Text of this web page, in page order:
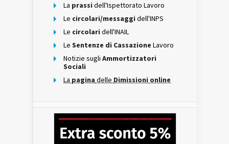
La prassi dell'Ispettorato Lavoro
Le circolari/messaggi dell'INPS
Le circolari dell'INAIL
Le Sentenze di Cassazione Lavoro
Notizie sugli Ammortizzatori
Sociali
La pagina delle Dimissioni online